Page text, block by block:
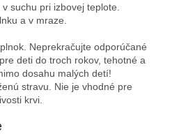
suchu pri izbovej teplote.
a v mraze.
Neprekračujte odporúčané
deti do troch rokov, tehotné a
dosahu malých detí!
stravu. Nie je vhodné pre
krvi.